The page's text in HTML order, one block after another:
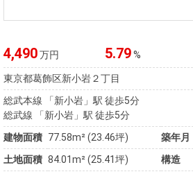
4,490万円 5.79%
東京都葛飾区新小岩２丁目
総武本線 「新小岩」駅 徒歩5分
総武線 「新小岩」駅 徒歩5分
建物面積 77.58m² (23.46坪) 築年月
土地面積 84.01m² (25.41坪) 構造